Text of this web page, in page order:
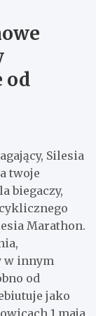
od
Silesia
twoje
biegaczy,
Marathon.
w innym
od
jako
1 maja